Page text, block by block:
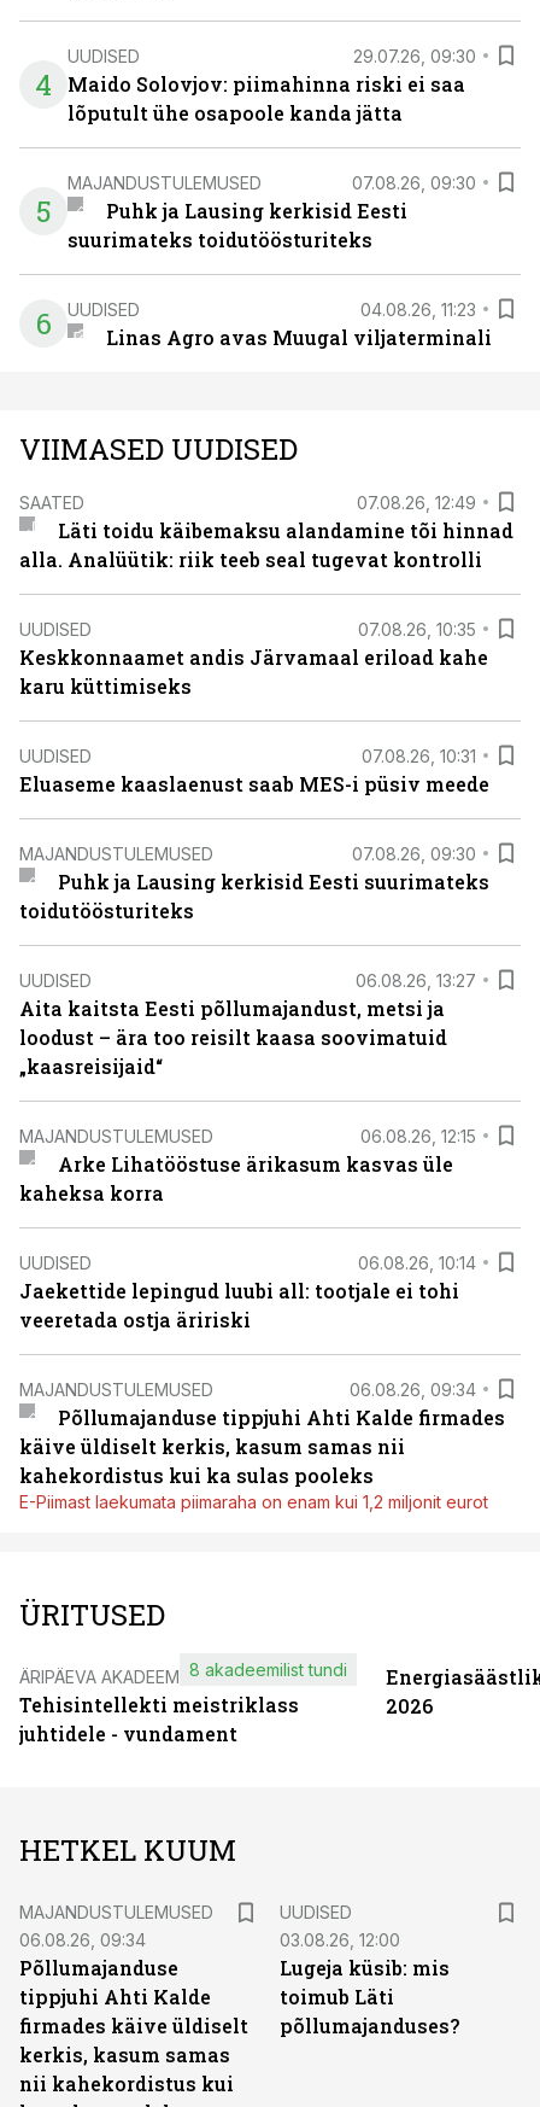
4
UUDISED 29.07.26, 09:30
Maido Solovjov: piimahinna riski ei saa
lõputult ühe osapoole kanda jätta
5
MAJANDUSTULEMUSED 07.08.26, 09:30
Puhk ja Lausing kerkisid Eesti
suurimateks toidutöösturiteks
6 UUDISED 04.08.26, 11:23
Linas Agro avas Muugal viljaterminali
VIIMASED UUDISED
SAATED 07.08.26, 12:49
Läti toidu käibemaksu alandamine tõi hinnad
alla. Analüütik: riik teeb seal tugevat kontrolli
UUDISED 07.08.26, 10:35
Keskkonnaamet andis Järvamaal eriload kahe
karu küttimiseks
UUDISED 07.08.26, 10:31
Eluaseme kaaslaenust saab MES-i püsiv meede
MAJANDUSTULEMUSED 07.08.26, 09:30
Puhk ja Lausing kerkisid Eesti suurimateks
toidutöösturiteks
UUDISED 06.08.26, 13:27
Aita kaitsta Eesti põllumajandust, metsi ja
loodust – ära too reisilt kaasa soovimatuid
„kaasreisijaid“
MAJANDUSTULEMUSED 06.08.26, 12:15
Arke Lihatööstuse ärikasum kasvas üle
kaheksa korra
UUDISED 06.08.26, 10:14
Jaekettide lepingud luubi all: tootjale ei tohi
veeretada ostja äririski
MAJANDUSTULEMUSED 06.08.26, 09:34
Põllumajanduse tippjuhi Ahti Kalde firmades
käive üldiselt kerkis, kasum samas nii
kahekordistus kui ka sulas pooleks
E-Piimast laekumata piimaraha on enam kui 1,2 miljonit eurot
ÜRITUSED
ÄRIPÄEVA AKADEEMIA
Tehisintellekti meistriklass
juhtidele - vundament
8 akadeemilist tundi
2026
HETKEL KUUM
MAJANDUSTULEMUSED
06.08.26, 09:34
Põllumajanduse
tippjuhi Ahti Kalde
firmades käive üldiselt
kerkis, kasum samas
nii kahekordistus kui
UUDISED
03.08.26, 12:00
Lugeja küsib: mis
toimub Läti
põllumajanduses?